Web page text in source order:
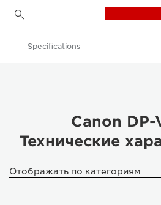
Canon DP-V2421 - Видеокамеры
Specifications
Canon DP-
Технические
Отображать по категориям